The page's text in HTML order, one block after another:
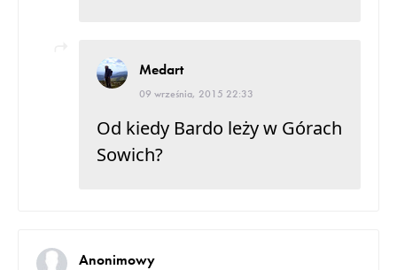
Medart
09 września, 2015 22:33
Od kiedy Bardo leży w Górach
Sowich?
Anonimowy